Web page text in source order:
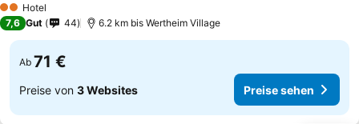
2 Sterne
Hotel
7,6 Gut 44 6.2 km bis Wertheim Village
Ab 71 €
Preise von 3 Websites Preise sehen